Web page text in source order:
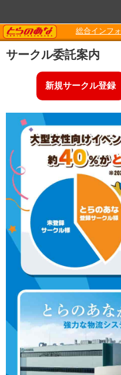
TORANOANA
総合インフォ
サークル委託案内
新規サークル登録